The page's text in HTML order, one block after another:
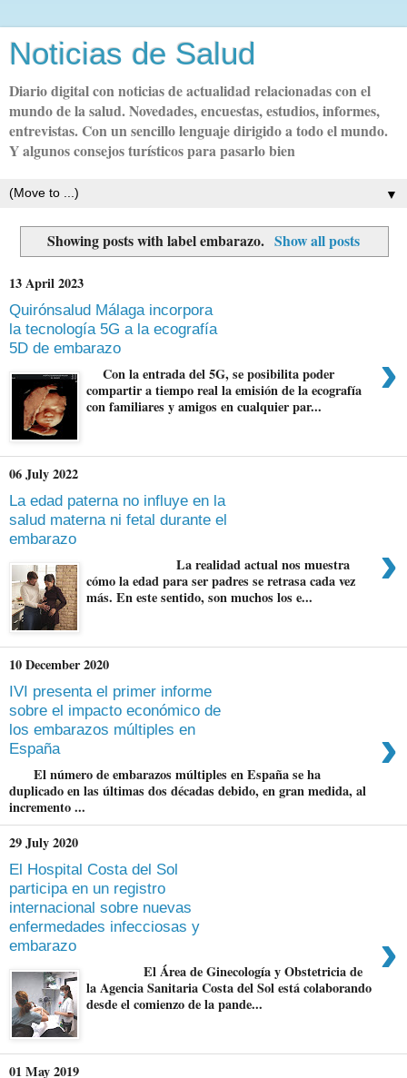
Noticias de Salud
Diario digital con noticias de actualidad relacionadas con el
mundo de la salud. Novedades, encuestas, estudios, informes,
entrevistas. Con un sencillo lenguaje dirigido a todo el mundo.
Y algunos consejos turísticos para pasarlo bien
▼
Showing posts with labelembarazo. Show all posts
13 April 2023
Quirónsalud Málaga incorpora
la tecnología 5G a la ecografía
5D de embarazo
›
Con la entrada del 5G, se posibilita poder
compartir a tiempo real la emisión de la ecografía
con familiares y amigos en cualquier par...
06 July 2022
La edad paterna no influye en la
salud materna ni fetal durante el
embarazo
›
La realidad actual nos muestra
cómo la edad para ser padres se retrasa cada vez
más. En este sentido, son muchos los e...
10 December 2020
IVI presenta el primer informe
sobre el impacto económico de
los embarazos múltiples en
España
›
El número de embarazos múltiples en España se ha
duplicado en las últimas dos décadas debido, en gran medida, al
incremento ...
29 July 2020
El Hospital Costa del Sol
participa en un registro
internacional sobre nuevas
enfermedades infecciosas y
embarazo
›
El Área de Ginecología y Obstetricia de
la Agencia Sanitaria Costa del Sol está colaborando
desde el comienzo de la pande...
01 May 2019